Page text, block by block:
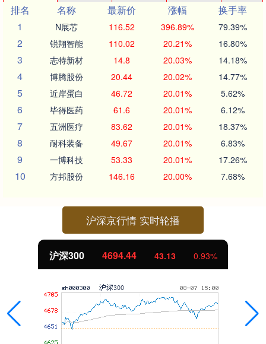
排名
名称 最新价 涨幅
换手率
1
N展芯 116.52 396.89% 79.39%
2 锐翔智能 110.02 20.21% 16.80%
3 志特新材 14.8 20.03% 14.18%
4 博腾股份 20.44 20.02% 14.77%
5 近岸蛋白 46.72 20.01% 5.62%
6 毕得医药 61.6 20.01% 6.12%
7 五洲医疗 83.62 20.01% 18.37%
8 耐科装备 49.67 20.01% 6.83%
9 一博科技 53.33 20.01% 17.26%
10 方邦股份 146.16 20.00% 7.68%
沪深京行情 实时轮播
沪深300 4694.44 43.13 0.93%